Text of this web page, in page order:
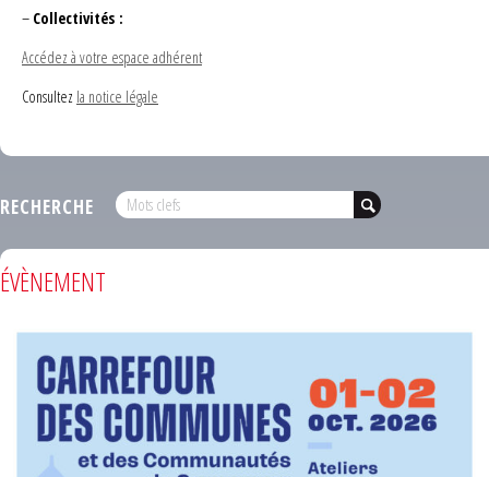
– Collectivités :
Accédez à votre espace adhérent
Consultez la notice légale
RECHERCHE
ÉVÈNEMENT